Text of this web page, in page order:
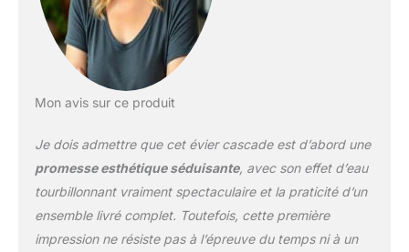
d'eau chaude et froide,
une vanne
inoxydable avec
NANO, cet évier résiste
aux taches et est
incroyablement facile à
entretenir. Sa conception
à bord étroit peu
encombrante est
Mon avis sur ce produit
Je dois admettre que cet évier cascade est d’abord une
promesse esthétique séduisante, avec son effet d’eau
tourbillonnant vraiment spectaculaire et la praticité d’un
ensemble livré complet. Toutefois, cette première
impression ne résiste pas à l’épreuve du temps ni à un